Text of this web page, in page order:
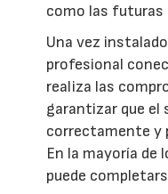
como las
Una vez
profesional
realiza las
garantizar que
correctamente y
En la mayoría de
puede